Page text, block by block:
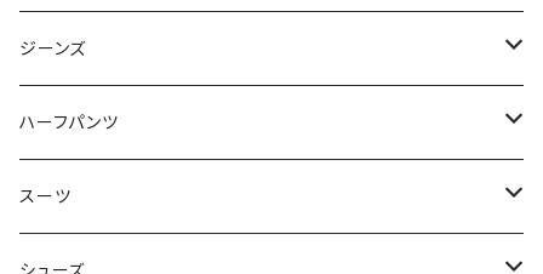
50/XL～
48/L
50/XL～
46/M
48/L
50/XL～
～44/S
46/M
48/L
50/XL～
ジーンズ
～44/S
46/M
48/L
ハーフパンツ
～44/S
46/M
スーツ
～44/S